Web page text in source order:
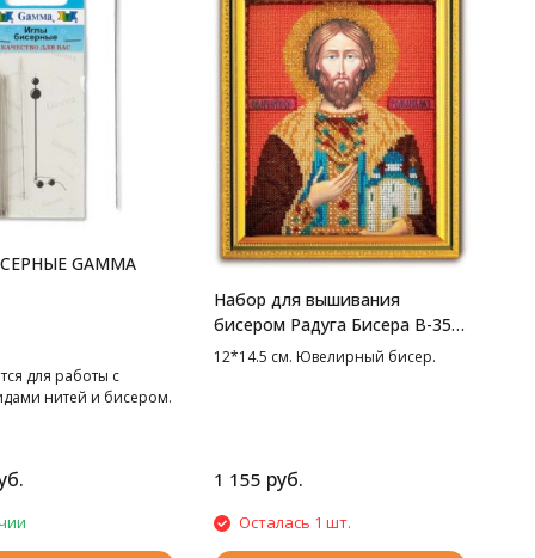
GAMMA
для работы с
нитей и бисером.
Набор для вышивания
бисером Радуга Бисера В-350
Св. Роман, 12*14.5 см
12*14.5 см. Ювелирный бисер.
1 155 руб.
Осталась 1 шт.